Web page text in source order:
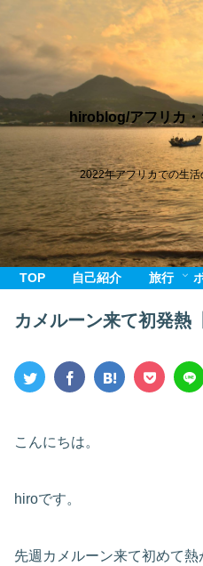
hiroblog/アフリカ
2022年アフリカでの生
TOP 自己紹介 旅行
カメルーン来て初発熱
こんにちは。
hiroです。
先週カメルーン来て初めて